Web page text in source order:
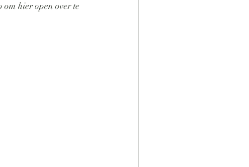
om hier open over te